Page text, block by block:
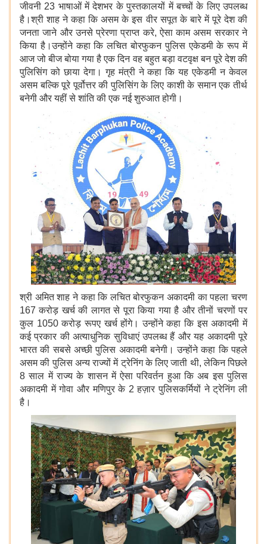
जीवनी 23 भाषाओं में देशभर के पुस्तकालयों में बच्चों के लिए उपलब्ध
है।श्री शाह ने कहा कि असम के इस वीर सपूत के बारे में पूरे देश की
जनता जाने और उनसे प्रेरणा प्राप्त करे, ऐसा काम असम सरकार ने
किया है।उन्होंने कहा कि लचित बोरफुकन पुलिस एकेडमी के रूप में
आज जो बीज बोया गया है एक दिन वह बहुत बड़ा वटवृक्ष बन पूरे देश की
पुलिसिंग को छाया देगा। गृह मंत्री ने कहा कि यह एकेडमी न केवल
असम बल्कि पूरे पूर्वोत्तर की पुलिसिंग के लिए काशी के समान एक तीर्थ
बनेगी और यहीं से शांति की एक नई शुरुआत होगी।
श्री अमित शाह ने कहा कि लचित बोरफुकन अकादमी का पहला चरण
167 करोड़ खर्च की लागत से पूरा किया गया है और तीनों चरणों पर
कुल 1050 करोड़ रूपए खर्च होंगे। उन्होंने कहा कि इस अकादमी में
कई प्रकार की अत्याधुनिक सुविधाएं उपलब्ध हैं और यह अकादमी पूरे
भारत की सबसे अच्छी पुलिस अकादमी बनेगी। उन्होंने कहा कि पहले
असम की पुलिस अन्य राज्यों में ट्रेनिंग के लिए जाती थी, लेकिन पिछले
8 साल में राज्य के शासन में ऐसा परिवर्तन हुआ कि अब इस पुलिस
अकादमी में गोवा और मणिपुर के 2 हज़ार पुलिसकर्मियों ने ट्रेनिंग ली
है।